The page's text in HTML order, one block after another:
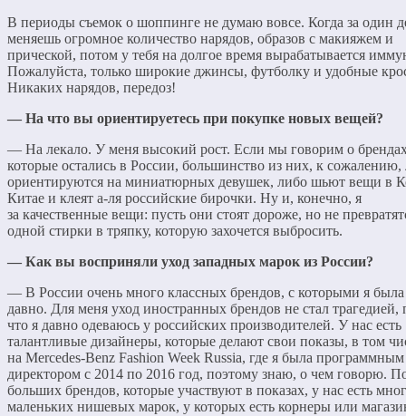
В периоды съемок о шоппинге не думаю вовсе. Когда за один
меняешь огромное количество нарядов, образов с макияжем и
прической, потом у тебя на долгое время вырабатывается
Пожалуйста, только широкие джинсы, футболку и удобные
Никаких нарядов, передоз!
— На что вы ориентируетесь при покупке новых вещей?
— На лекало. У меня высокий рост. Если мы говорим о
которые остались в России, большинство из них, к сожалению,
ориентируются на миниатюрных девушек, либо шьют вещи в
Китае и клеят а-ля российские бирочки. Ну и, конечно, я
за качественные вещи: пусть они стоят дороже, но не
одной стирки в тряпку, которую захочется выбросить.
— Как вы восприняли уход западных марок из России?
— В России очень много классных брендов, с которыми я была
давно. Для меня уход иностранных брендов не стал трагедией,
что я давно одеваюсь у российских производителей. У нас есть
талантливые дизайнеры, которые делают свои показы, в том
на Mercedes-Benz Fashion Week Russia, где я была программным
директором с 2014 по 2016 год, поэтому знаю, о чем говорю.
больших брендов, которые участвуют в показах, у нас есть
маленьких нишевых марок, у которых есть корнеры или